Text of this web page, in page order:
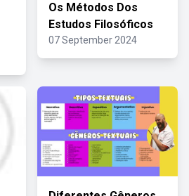
Os Métodos Dos
Estudos Filosóficos
07 September 2024